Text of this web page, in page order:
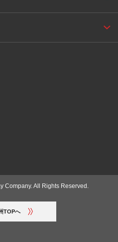
Company. All Rights Reserved.
TOPへ